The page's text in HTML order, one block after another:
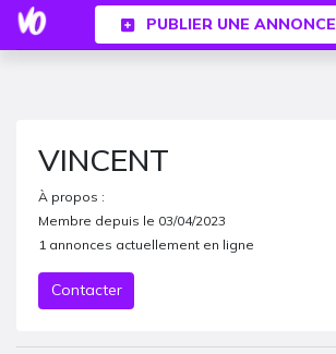
PUBLIER UNE ANNONCE
VINCENT
À propos :
Membre depuis le 03/04/2023
1 annonces actuellement en ligne
Contacter